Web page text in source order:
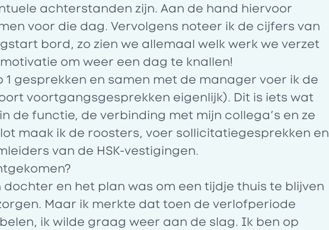
achterstanden zijn. Aan de hand hiervoor
voor die dag. Vervolgens noteer ik de cijfers van
bord, zo zien we allemaal welk werk we verzet
om weer een dag te knallen!
1 gesprekken en samen met de manager voer ik de
voortgangsgesprekken eigenlijk). Dit is iets wat
de functie, de verbinding met mijn collega’s en ze
maak ik de roosters, voer sollicitatiegesprekken en
van de HSK-vestigingen.
en het plan was om een tijdje thuis te blijven
Maar ik merkte dat toen de verlofperiode
ik wilde graag weer aan de slag. Ik ben op